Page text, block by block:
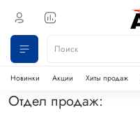
Новинки Акции Хиты продаж
Отдел продаж: